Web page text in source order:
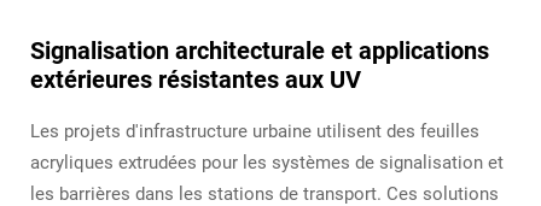
Signalisation architecturale et applications
extérieures résistantes aux UV
Les projets d'infrastructure urbaine utilisent des feuilles
acryliques extrudées pour les systèmes de signalisation et
les barrières dans les stations de transport. Ces solutions